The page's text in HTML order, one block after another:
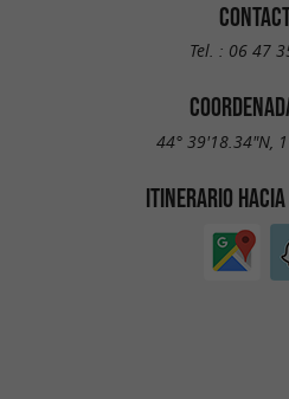
Tel. : 06 47
44° 39'18.34"N,
ITINERARIO